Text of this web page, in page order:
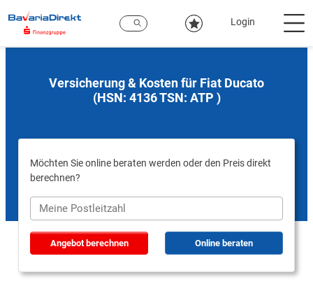
Hauptinhalt
Login
Versicherung & Kosten für Fiat Ducato
(HSN: 4136 TSN: ATP )
Möchten Sie online beraten werden oder den Preis direkt
berechnen?
Angebot berechnen Online beraten